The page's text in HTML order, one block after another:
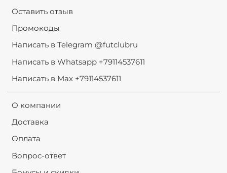
Оставить отзыв
Промокоды
Написать в Telegram @futclubru
Написать в Whatsapp +79114537611
Написать в Max +79114537611
О компании
Доставка
Оплата
Вопрос-ответ